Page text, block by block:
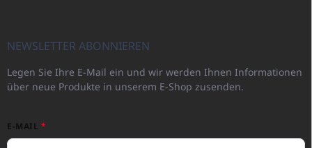
NEWSLETTER ABONNIEREN
Legen Sie Ihre E-Mail ein und wir werden Ihnen Informationen
über neue Produkte in unserem E-Shop zusenden.
E-MAIL